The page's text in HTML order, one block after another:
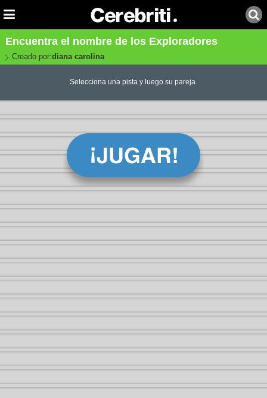
Encuentra el nombre de los Exploradores
Creado por:diana carolina
Selecciona una pista y luego su pareja.